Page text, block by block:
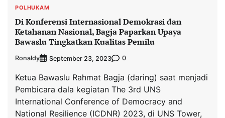
POLHUKAM
Di Konferensi Internasional Demokrasi dan
Ketahanan Nasional, Bagja Paparkan Upaya
Bawaslu Tingkatkan Kualitas Pemilu
Ronaldy September 23, 2023 0
Ketua Bawaslu Rahmat Bagja (daring) saat menjadi
Pembicara dala kegiatan The 3rd UNS
International Conference of Democracy and
National Resilience (ICDNR) 2023, di UNS Tower,